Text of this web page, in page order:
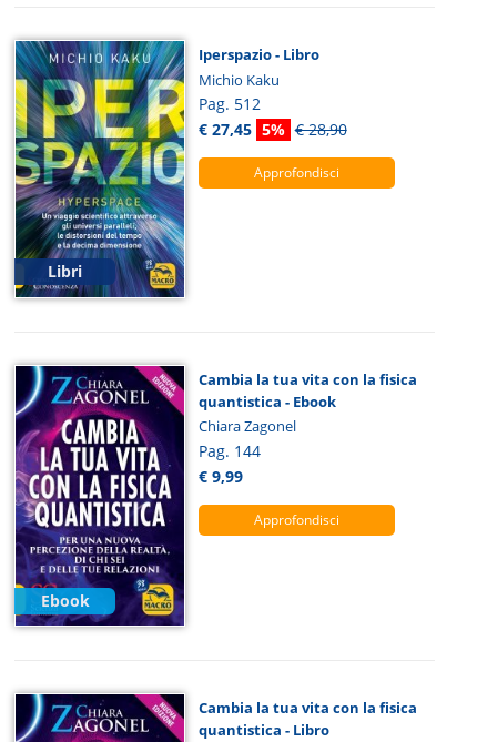
Libri
Iperspazio - Libro
Michio Kaku
Pag. 512
€ 27,45 5% € 28,90
Approfondisci
Ebook
Cambia la tua vita con la fisica
quantistica - Ebook
Chiara Zagonel
Pag. 144
€ 9,99
Approfondisci
Cambia la tua vita con la fisica
quantistica - Libro